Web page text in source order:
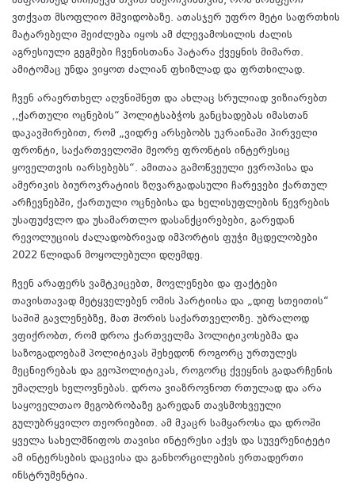
ვთქვათ მსოფლიო მშვიდობაზე. ათასჯერ უფრო მეტი საფრთხის
მატარებელი შეიძლება იყოს ამ ძლევამოსილის ძალის
აგრესიული გეგმები ჩვენისთანა პატარა ქვეყნის მიმართ.
ამიტომაც უნდა ვიყოთ ძალიან ფხიზლად და ფრთხილად.
ჩვენ არაერთხელ აღვნიშნეთ და ახლაც სრულიად ვიზიარებთ
,,ქართული ოცნების“ პოლიტსაბჭოს განცხადებას იმასთან
დაკავშირებით, რომ „ვიდრე არსებობს უკრაინაში პირველი
ფრონტი, საქართველოში მეორე ფრონტის ინტერესიც
ყოველთვის იარსებებს“. ამითაა გამოწვეული ევროპისა და
ამერიკის ბიუროკრატიის ზღვარგადასული ჩარევები ქართულ
არჩევნებში, ქართული ოცნებისა და ხელისუფლების წევრების
უსაფუძვლო და უსამართლო დასანქცირებები, გარედან
რევოლუციის ძალადობრივად იმპორტის ფუჭი მცდელობები
2022 წლიდან მოყოლებული დღემდე.
ჩვენ არაფერს ვამტკიცებთ, მოვლენები და ფაქტები
თავისთავად მეტყველებენ ომის პარტიისა და „დიფ სთეითის“
საშიშ გავლენებზე, მათ შორის საქართველოზე. უბრალოდ
ვფიქრობთ, რომ დროა ქართველმა პოლიტიკოსებმა და
საზოგადოებამ პოლიტიკას შეხედონ როგორც ურთულეს
მეცნიერებას და გეოპოლიტიკას, როგორც ქვეყნის გადარჩენის
უმაღლეს ხელოვნებას. დროა ვიაზროვნოთ რთულად და არა
საყოველთაო მეგობრობაზე გარედან თავსმოხვეული
გულუბრყვილო თეორიებით. ამ მკაცრ სამყაროსა და დროში
ყველა სახელმწიფოს თავისი ინტერესი აქვს და სუვერენიტეტი
ამ ინტერსების დაცვისა და განხორცილების ერთადერთი
ინსტრუმენტია.